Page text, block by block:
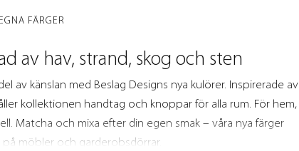
FÄRGER
av hav, strand, skog och sten
av känslan med Beslag Designs nya kulörer. Inspirerade av
kollektionen handtag och knoppar för alla rum. För hem,
Matcha och mixa efter din egen smak – våra nya färger
på möbler och garderobsdörrar.